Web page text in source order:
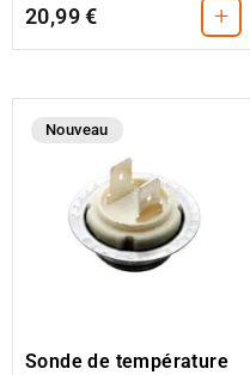
20,99 € +
Nouveau
Sonde de température